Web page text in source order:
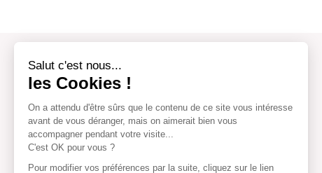
les Cookies !
de ce site vous intéresse avant de
vous déranger, mais on aimerait bien vous accompagner pendant
votre visite...
C'est OK pour vous ?
Pour modifier vos préférences par la suite, cliquez sur le lien